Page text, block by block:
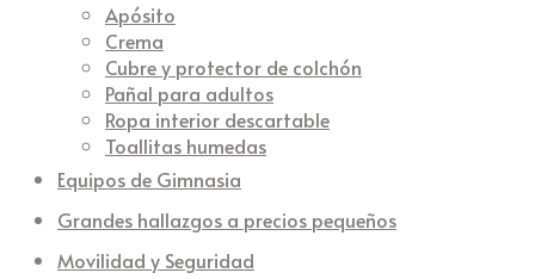
Apósito
Crema
Cubre y protector de colchón
Pañal para adultos
Ropa interior descartable
Toallitas humedas
Equipos de Gimnasia
Grandes hallazgos a precios pequeños
Movilidad y Seguridad